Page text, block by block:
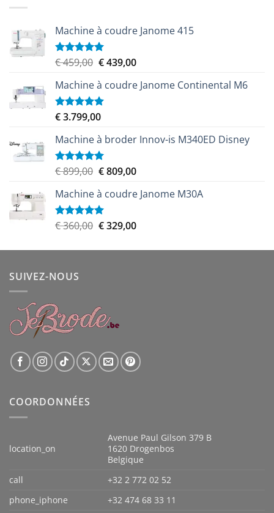
Machine à coudre Janome 415
Note5.00
€459,00 Le
initial
était :
€ 459,00.
€439,00Le
actuel
Machine à coudre Janome Continental M6
Note5.00
€3.799,00
Machine à broder Innov-is M340ED Disney
Note5.00
€899,00 Le
initial
était :
€ 899,00.
€809,00Le
actuel
€ 809,00.
Machine à coudre Janome M30A
Note5.00
€360,00 Le
initial
€329,00Le
actuel
SUIVEZ-NOUS
COORDONNÉES
location_on
Avenue Paul Gilson 379 B
1620 Drogenbos
Belgique
call
+32 2 772 02 52
phone_iphone
+32 474 68 33 11